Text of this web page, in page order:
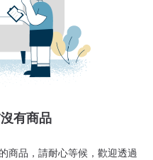
有商品
商品，請耐心等候，歡迎透過